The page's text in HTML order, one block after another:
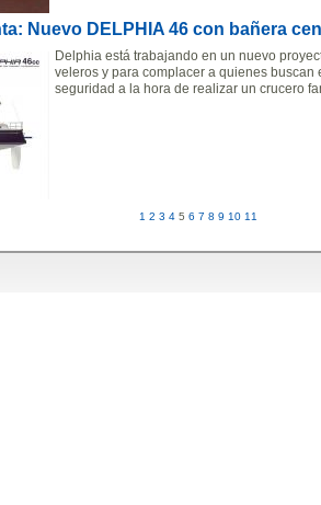
Nuevo DELPHIA 46 con bañera
Delphia está trabajando en un nuevo
veleros y para complacer a quienes buscan
seguridad a la hora de realizar un crucero
1 2 3 4 5 6 7 8 9 10 11